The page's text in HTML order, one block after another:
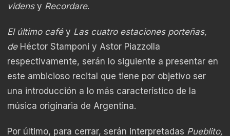
vidensy Recordare.
El último caféy Las cuatro estaciones porteñas,
de Héctor Stamponi y Astor Piazzolla
respectivamente, serán lo siguiente a presentar en
este ambicioso recital que tiene por objetivo ser
una introducción a lo más característico de la
música originaria de Argentina.
Por último, para cerrar, serán interpretadas Pueblito,